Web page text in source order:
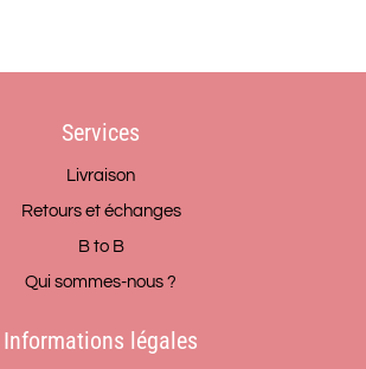
Services
Livraison
Retours et échanges
B to B
Qui sommes-nous ?
Informations légales